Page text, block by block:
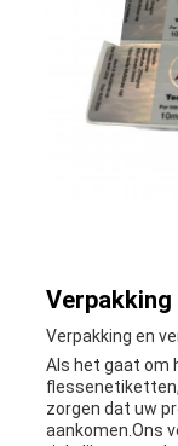
Verpakking
Verpakking en
Als het gaat om
zorgen dat uw
aankomen.Ons